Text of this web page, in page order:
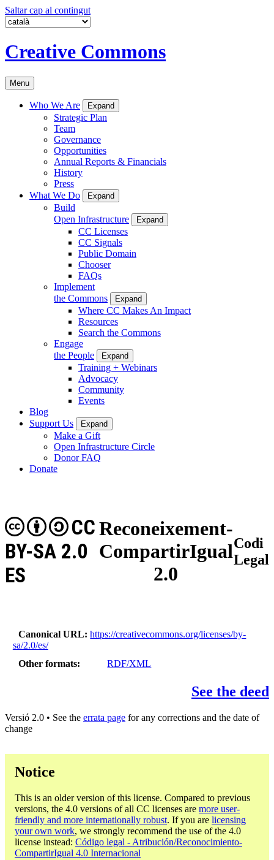
Saltar cap al contingut
Creative Commons
Menu
Who We Are Expand
Strategic Plan
Team
Governance
Opportunities
Annual Reports & Financials
History
Press
What We Do
Expand
Build
Open Infrastructure
Expand
CC Licenses
CC Signals
Public Domain
Chooser
FAQs
Implement
the Commons
Expand
Where CC Makes An Impact
Resources
Search the Commons
Engage
the People
Expand
Training + Webinars
Advocacy
Community
Events
Blog
Support Us
Expand
Make a Gift
Open Infrastructure Circle
Donor FAQ
Donate
Reconeixement-
CompartirIgual
2.0
CC
BY-SA 2.0
ES
Codi
Legal
Canonical URL
https://creativecommons.org/licenses/by-
sa/2.0/es/
Other formats
RDF/XML
See the deed
Versió 2.0 • See the errata page for any corrections and the date of
change
Notice
This is an older version of this license. Compared to previous
versions, the 4.0 versions of all CC licenses are more user-
friendly and more internationally robust. If you are licensing
your own work, we strongly recommend the use of the 4.0
license instead: Código legal - Atribución/Reconocimiento-
CompartirIgual 4.0 Internacional